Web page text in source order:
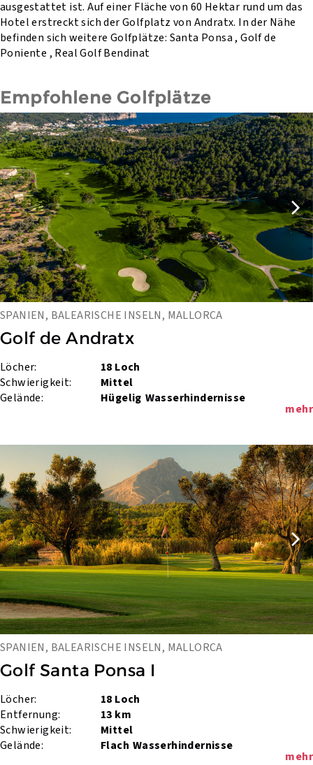
ausgestattet ist. Auf einer Fläche von 60 Hektar rund um das
Hotel erstreckt sich der Golfplatz von Andratx. In der Nähe
befinden sich weitere Golfplätze: Santa Ponsa , Golf de
Poniente , Real Golf Bendinat
Empfohlene Golfplätze
SPANIEN, BALEARISCHE INSELN, MALLORCA
Golf de Andratx
Löcher:
18 Loch
Schwierigkeit:
Mittel
Gelände:
Hügelig Wasserhindernisse
mehr
SPANIEN, BALEARISCHE INSELN, MALLORCA
Golf Santa Ponsa I
Löcher:
18 Loch
Entfernung:
13 km
Schwierigkeit:
Mittel
Gelände:
Flach Wasserhindernisse
mehr